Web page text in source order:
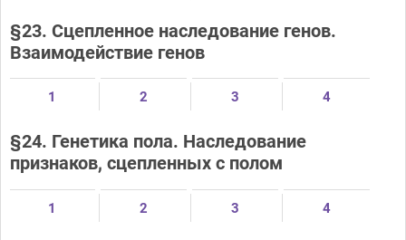
§23. Сцепленное наследование генов.
Взаимодействие генов
1 2 3 4
§24. Генетика пола. Наследование
признаков, сцепленных с полом
1 2 3 4